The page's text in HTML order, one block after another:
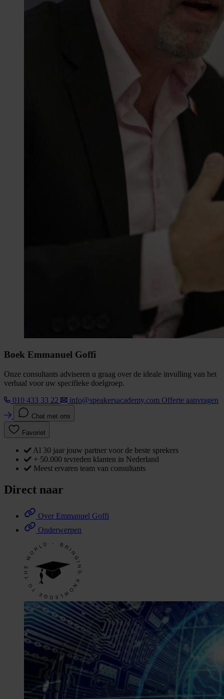
Boek Emmanuel Goffi
Onze consultants adviseren u graag over de ideale invulling van het
verhaal voor uw specifieke doelgroep.
010 433 33 22
info@speakersacademy.com Offerte aanvragen
Chat met ons
Favoriet
Al 30 jaar jouw partner voor de beste sprekers
+ 50.000 tevreden klanten in Nederland
Meest ervaren team van consultants
Direct naar
Over Emmanuel Goffi
Onderwerpen